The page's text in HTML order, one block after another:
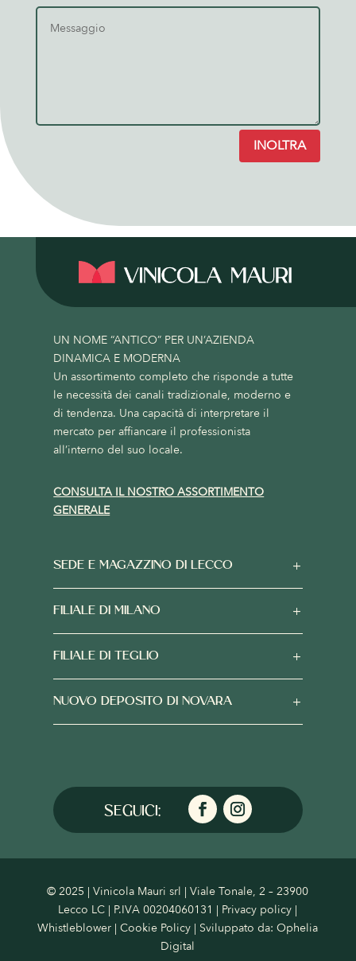
INOLTRA
UN NOME “ANTICO” PER UN’AZIENDA
DINAMICA E MODERNA
Un assortimento completo che risponde a tutte
le necessità dei canali tradizionale, moderno e
di tendenza. Una capacità di interpretare il
mercato per affiancare il professionista
all’interno del suo locale.
CONSULTA IL NOSTRO ASSORTIMENTO
GENERALE
SEDE E MAGAZZINO DI LECCO
FILIALE DI MILANO
FILIALE DI TEGLIO
NUOVO DEPOSITO DI NOVARA
© 2025 | Vinicola Mauri srl | Viale Tonale, 2 – 23900
Lecco LC | P.IVA 00204060131 | Privacy policy |
Whistleblower |Cookie Policy | Sviluppato da:Ophelia
Digital